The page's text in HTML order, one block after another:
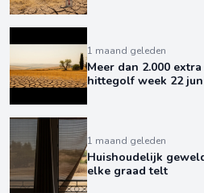
1 maand geleden
Meer dan 2.000
hittegolf week 22
1 maand geleden
Huishoudelijk
elke graad telt